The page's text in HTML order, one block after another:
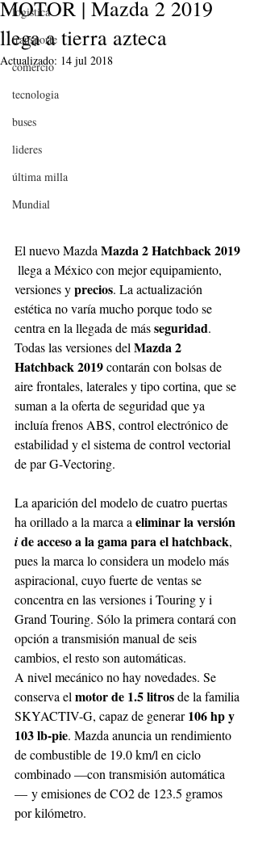
logistica
transporte
comercio
tecnologia
buses
lideres
última milla
Mundial
MOTOR | Mazda 2 2019
llega a tierra azteca
Actualizado: 14 jul 2018
El nuevo Mazda Mazda 2 Hatchback 2019
llega a México con mejor equipamiento,
versiones y precios. La actualización
estética no varía mucho porque todo se
centra en la llegada de más seguridad.
Todas las versiones del Mazda 2
Hatchback 2019 contarán con bolsas de
aire frontales, laterales y tipo cortina, que se
suman a la oferta de seguridad que ya
incluía frenos ABS, control electrónico de
estabilidad y el sistema de control vectorial
de par G-Vectoring.
La aparición del modelo de cuatro puertas
ha orillado a la marca a eliminar la versión
ide acceso a la gama para el hatchback,
pues la marca lo considera un modelo más
aspiracional, cuyo fuerte de ventas se
concentra en las versiones i Touring y i
Grand Touring. Sólo la primera contará con
opción a transmisión manual de seis
cambios, el resto son automáticas.
A nivel mecánico no hay novedades. Se
conserva el motor de 1.5 litros de la familia
SKYACTIV-G, capaz de generar 106 hp y
103 lb-pie. Mazda anuncia un rendimiento
de combustible de 19.0 km/l en ciclo
combinado —con transmisión automática
— y emisiones de CO2 de 123.5 gramos
por kilómetro.